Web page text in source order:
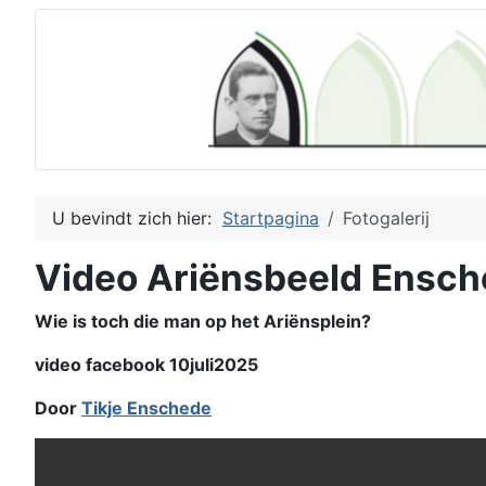
U bevindt zich hier: Startpagina Fotogalerij
Video Ariënsbeeld
Wie is toch die man op het Ariënsplein?
video facebook 10juli2025
Door Tikje Enschede